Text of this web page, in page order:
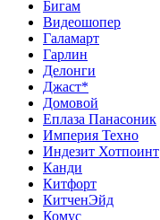
Бигам
Видеошопер
Галамарт
Гарлин
Делонги
Джаст*
Домовой
Еплаза Панасоник
Империя Техно
Индезит Хотпоинт
Канди
Китфорт
КитченЭйд
Комус